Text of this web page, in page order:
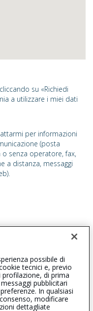
su «Richiedi
a utilizzare i miei dati
per informazioni
(posta
senza operatore, fax,
a distanza, messaggi
possibile di
tecnici e, previo
di prima
pubblicitari
In qualsiasi
modificare
dettagliate